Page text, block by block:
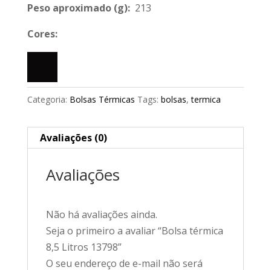
Peso aproximado(g):213
Cores:
Categoria: Bolsas Térmicas Tags: bolsas,termica
Avaliações (0)
Avaliações
Não há avaliações ainda.
Seja o primeiro a avaliar “Bolsa térmica
8,5 Litros 13798”
O seu endereço de e-mail não será